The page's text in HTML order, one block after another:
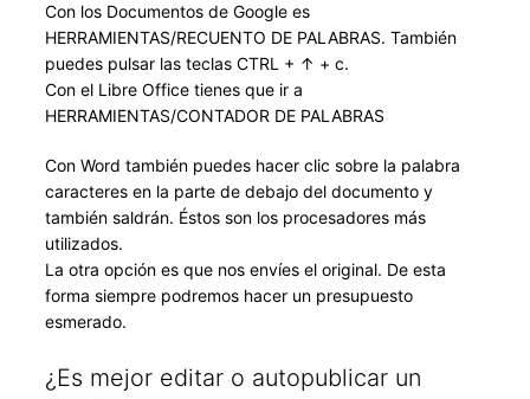
Con los Documentos de Google es
HERRAMIENTAS/RECUENTO DE PALABRAS. También
puedes pulsar las teclas CTRL + ↑ + c.
Con el Libre Office tienes que ir a
HERRAMIENTAS/CONTADOR DE PALABRAS
Con Word también puedes hacer clic sobre la palabra
caracteres en la parte de debajo del documento y
también saldrán. Éstos son los procesadores más
utilizados.
La otra opción es que nos envíes el original. De esta
forma siempre podremos hacer un presupuesto
esmerado.
¿Es mejor editar o autopublicar un